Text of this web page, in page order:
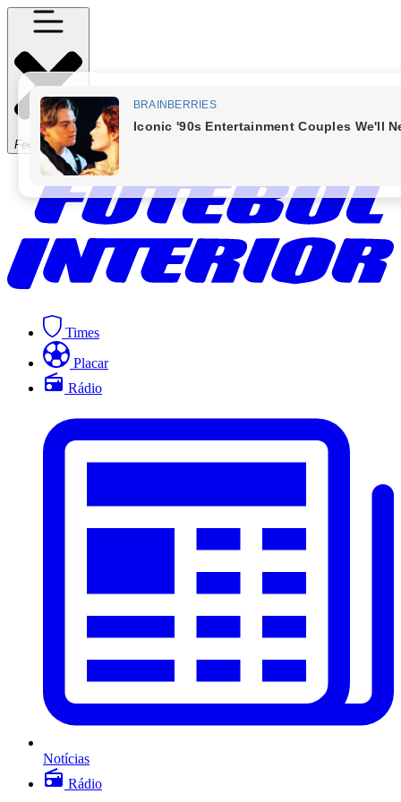
Fechar Menu
Times
Placar
Rádio
Notícias
Rádio